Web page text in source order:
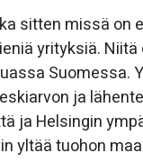
sitten missä on
yrityksiä. Niitä
Suomessa.
ja
ja Helsingin
yltää tuohon